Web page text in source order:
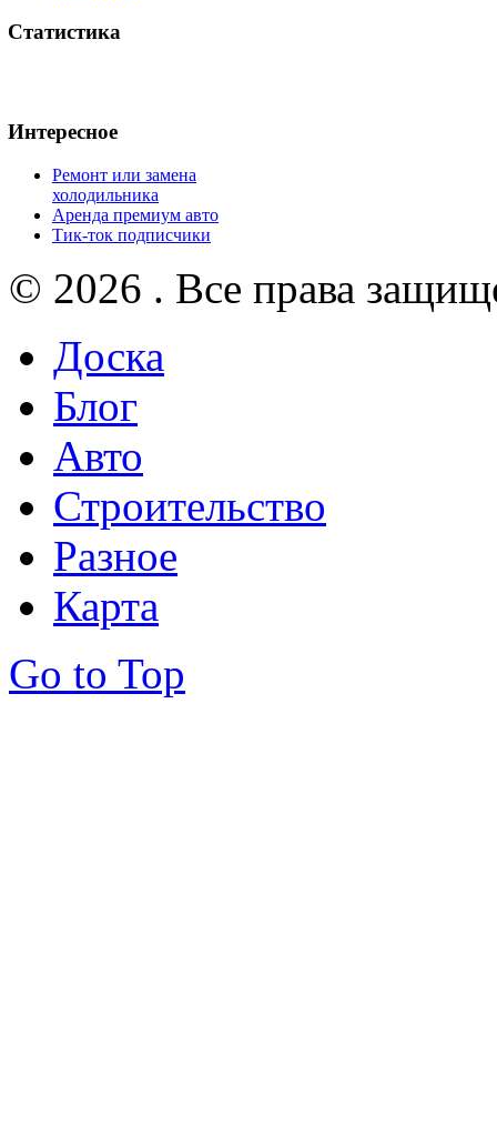
Статистика
Интересное
Ремонт или замена
холодильника
Аренда премиум авто
Тик-ток подписчики
© 2026 . Все права
Доска
Блог
Авто
Строительство
Разное
Карта
Go to Top